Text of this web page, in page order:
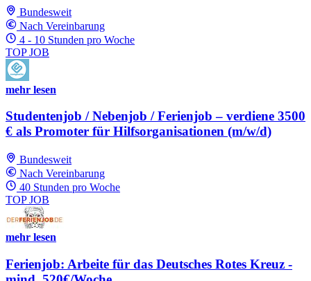
Bundesweit
Nach Vereinbarung
4 - 10 Stunden pro Woche
TOP JOB
mehr lesen
Studentenjob / Nebenjob / Ferienjob – verdiene 3500
€ als Promoter für Hilfsorganisationen (m/w/d)
Bundesweit
Nach Vereinbarung
40 Stunden pro Woche
TOP JOB
mehr lesen
Ferienjob: Arbeite für das Deutsches Rotes Kreuz -